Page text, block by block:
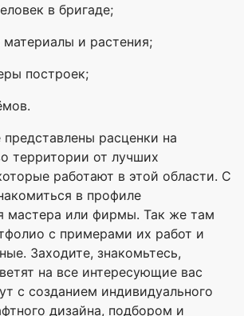
в бригаде;
и растения;
построек;
расценки на
территории от лучших
работают в этой области. С
в профиле
мастера или фирмы. Так же там
с примерами их работ и
Заходите, знакомьтесь,
на все интересующие вас
с созданием индивидуального
дизайна, подбором и